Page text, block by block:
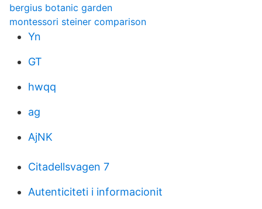
bergius botanic garden
montessori steiner comparison
Yn
GT
hwqq
ag
AjNK
Citadellsvagen 7
Autenticiteti i informacionit